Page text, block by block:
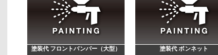
塗装代 フロントバンパー（大型） 塗装代 ボンネット